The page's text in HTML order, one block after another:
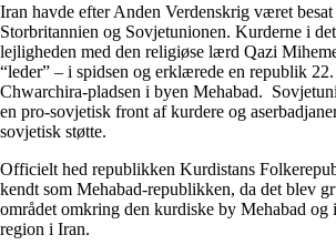
Iran havde efter Anden Verdenskrig været
Storbritannien og Sovjetunionen. Kurderne i
lejligheden med den religiøse lærd Qazi
“leder” – i spidsen og erklærede en republik
Chwarchira-pladsen i byen Mehabad.
en pro-sovjetisk front af kurdere og
sovjetisk støtte.
Officielt hed republikken Kurdistans
kendt som Mehabad-republikken, da det blev
området omkring den kurdiske by Mehabad og
region i Iran.